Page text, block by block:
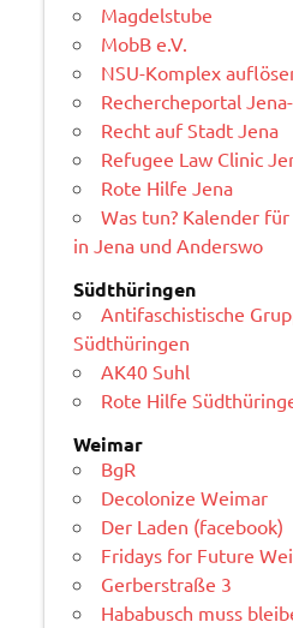
Magdelstube
MobB e.V.
NSU-Komplex
Rechercheportal
Recht auf Stadt Jena
Refugee Law Clinic
Rote Hilfe Jena
Was tun? Kalender
in Jena und Anderswo
Südthüringen
Antifaschistische
Südthüringen
AK40 Suhl
Rote Hilfe
Weimar
BgR
Decolonize Weimar
Der Laden (facebook)
Fridays for Future
Gerberstraße 3
Hababusch muss